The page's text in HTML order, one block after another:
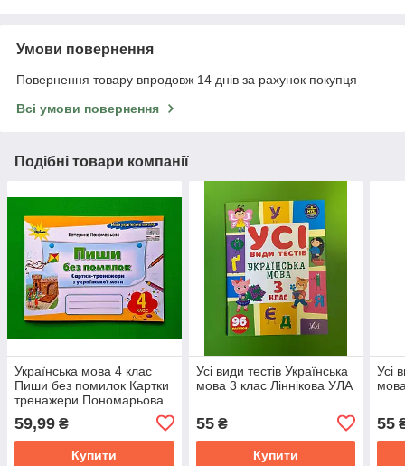
Умови повернення
Повернення товару впродовж 14 днів за рахунок покупця
Всі умови повернення
Подібні товари компанії
Українська мова 4 клас
Пиши без помилок Картки
тренажери Пономарьова
59,99 ₴
Купити
Усі види тестів Українська
мова 3 клас Ліннікова УЛА
55₴
Купити
Усі
55